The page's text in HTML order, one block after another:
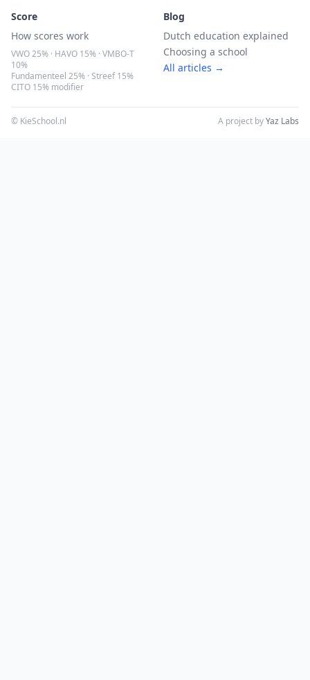
Score
How scores work
VWO 25% · HAVO 15% · VMBO-T
10%
Fundamenteel 25% · Streef 15%
CITO 15% modifier
Blog
Dutch education explained
Choosing a school
All articles →
© KieSchool.nl A project byYaz Labs